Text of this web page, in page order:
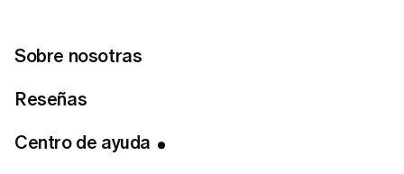
Sobre nosotras
Reseñas
Centro de ayuda
Puedes consultar los detalles de tu suscripción en
suscripción de tu cuenta. Allí podrás ver tu tipo de
tus pagos.